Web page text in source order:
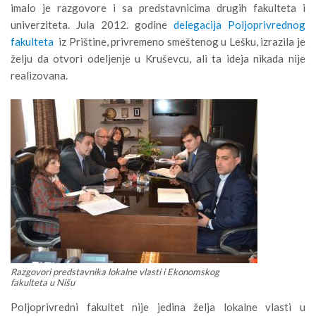
imalo je razgovore i sa predstavnicima drugih fakulteta i
univerziteta. Jula 2012. godine delegacija Poljoprivrednog
fakulteta iz Prištine, privremeno smeštenog u Lešku, izrazila je
želju da otvori odeljenje u Kruševcu, ali ta ideja nikada nije
realizovana.
Razgovori predstavnika lokalne vlasti i Ekonomskog
fakulteta u Nišu
Poljoprivredni fakultet nije jedina želja lokalne vlasti u